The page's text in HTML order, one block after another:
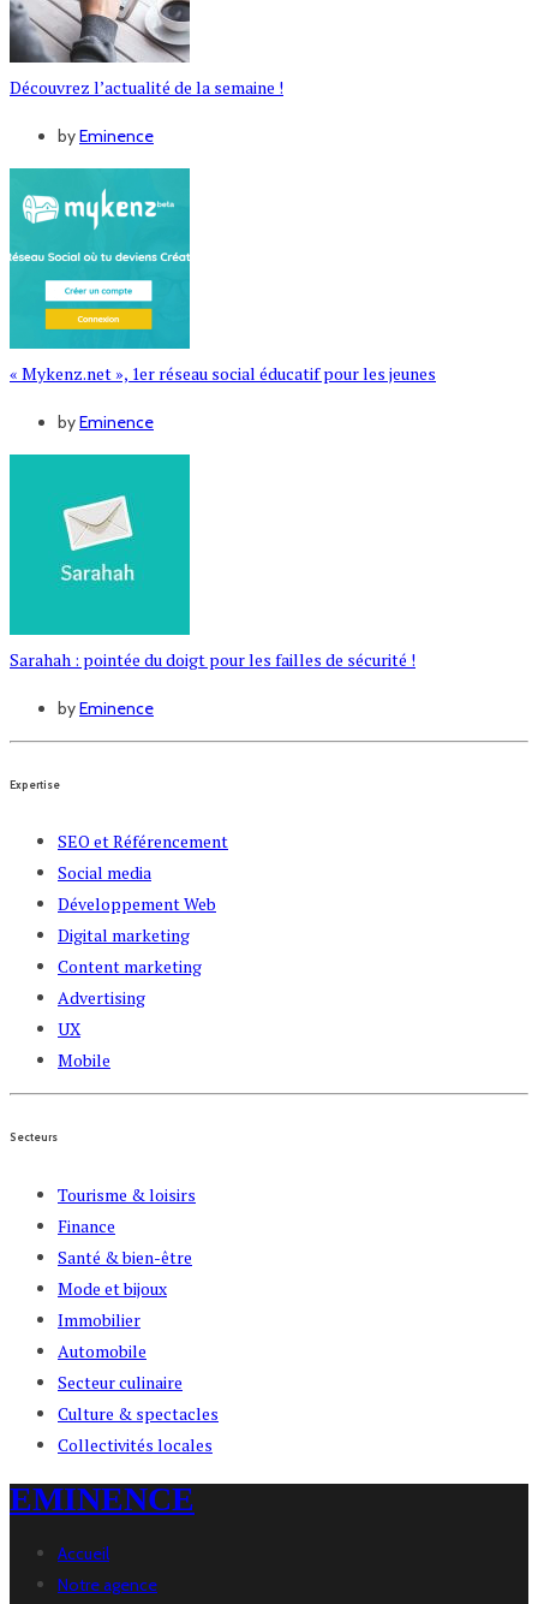
Découvrez l’actualité de la semaine !
byEminence
« Mykenz.net », 1er réseau social éducatif pour les jeunes
byEminence
Sarahah : pointée du doigt pour les failles de sécurité !
byEminence
Expertise
SEO et Référencement
Social media
Développement Web
Digital marketing
Content marketing
Advertising
UX
Mobile
Secteurs
Tourisme & loisirs
Finance
Santé & bien-être
Mode et bijoux
Immobilier
Automobile
Secteur culinaire
Culture & spectacles
Collectivités locales
EMINENCE
Accueil
Notre agence